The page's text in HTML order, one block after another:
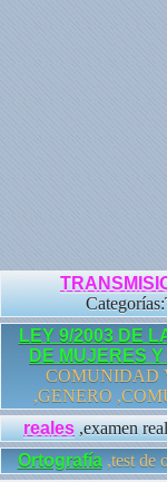
LEY 9/2003 DE
DE MUJERES
COMUNIDAD
,GENERO
reales,examen
Ortografía,test de